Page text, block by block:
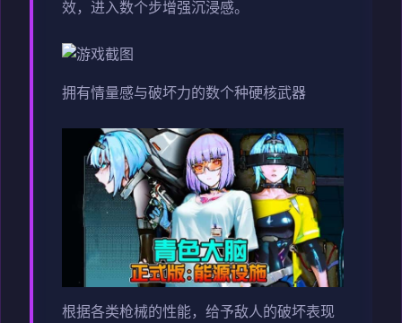
效，进入数个步增强沉浸感。
拥有情量感与破坏力的数个种硬核武器
根据各类枪械的性能，给予敌人的破坏表现